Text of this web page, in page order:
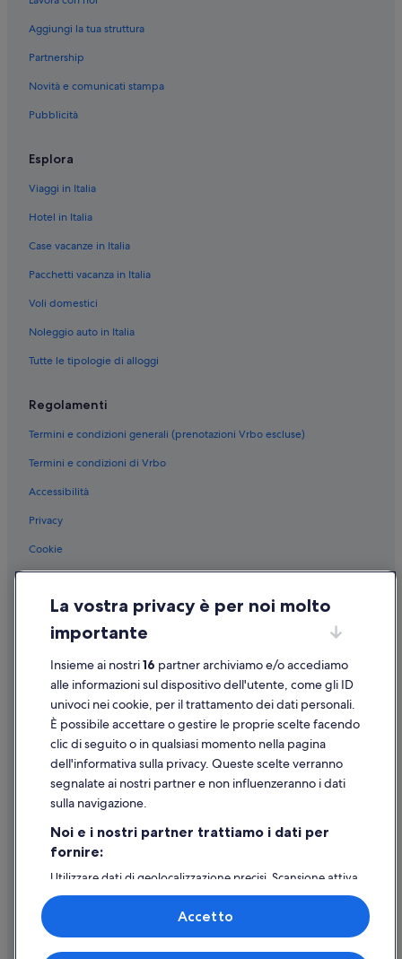
Aggiungi la tua struttura
Partnership
Novità e comunicati stampa
Pubblicità
Esplora
Viaggi in Italia
Hotel in Italia
Case vacanze in Italia
Pacchetti vacanza in Italia
Voli domestici
Noleggio auto in Italia
Tutte le tipologie di alloggi
Regolamenti
Termini e condizioni generali (prenotazioni Vrbo escluse)
Termini e condizioni di Vrbo
Accessibilità
Privacy
Cookie
Informazioni legali/Contatti
Linee guida sui contenuti e segnalazione dei contenuti
Supporto
Assistenza clienti
Contattaci
Come cancellare un volo
Come modificare la prenotazione di un hotel o una casa vacanze
Utilizzare un coupon Expedia
Documenti per i viaggi internazionali
La vostra privacy è per noi molto
importante
Insieme ai nostri16 partner archiviamo e/o accediamo
alle informazioni sul dispositivo dell'utente, come gli ID
univoci nei cookie, per il trattamento dei dati personali.
È possibile accettare o gestire le proprie scelte facendo
clic di seguito o in qualsiasi momento nella pagina
dell'informativa sulla privacy. Queste scelte verranno
segnalate ai nostri partner e non influenzeranno i dati
sulla navigazione.
Noi e i nostri partner trattiamo i dati per
fornire:
Utilizzare dati di geolocalizzazione precisi. Scansione attiva
delle caratteristiche del dispositivo ai fini
dell’identificazione. Archiviare informazioni su dispositivo
e/o accedervi. Pubblicità e contenuti personalizzati,
misurazione delle prestazioni dei contenuti e degli
annunci, ricerche sul pubblico, sviluppo di servizi.
Accetto